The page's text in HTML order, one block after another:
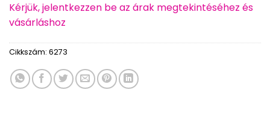
Kérjük, jelentkezzen be az árak megtekintéséhez és
vásárláshoz
Cikkszám: 6273